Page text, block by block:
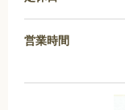
営業時間